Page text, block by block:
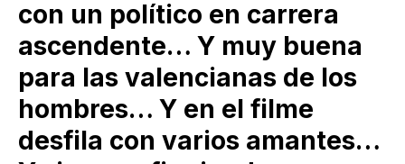
con un político en carrera
ascendente… Y muy buena
para las valencianas de los
hombres… Y en el filme
desfila con varios amantes…